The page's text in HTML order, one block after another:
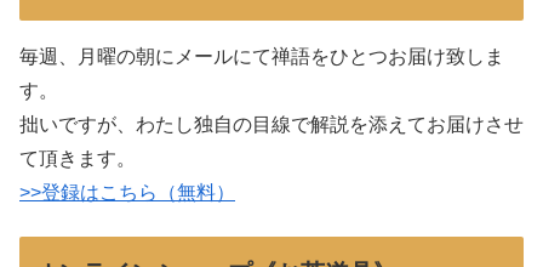
毎週、月曜の朝にメールにて禅語をひとつお届け致しま
す。
拙いですが、わたし独自の目線で解説を添えてお届けさせ
て頂きます。
>>登録はこちら（無料）